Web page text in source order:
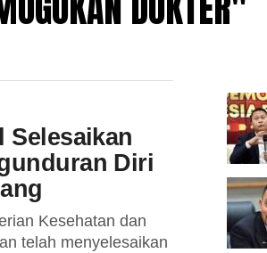
Selesaikan
Diri
Kesehatan dan
telah menyelesaikan